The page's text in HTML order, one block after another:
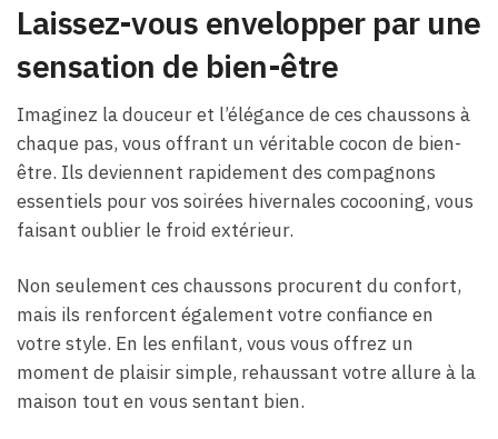
Laissez-vous envelopper par une
sensation de bien-être
Imaginez la douceur et l’élégance de ces chaussons à
chaque pas, vous offrant un véritable cocon de bien-
être. Ils deviennent rapidement des compagnons
essentiels pour vos soirées hivernales cocooning, vous
faisant oublier le froid extérieur.
Non seulement ces chaussons procurent du confort,
mais ils renforcent également votre confiance en
votre style. En les enfilant, vous vous offrez un
moment de plaisir simple, rehaussant votre allure à la
maison tout en vous sentant bien.